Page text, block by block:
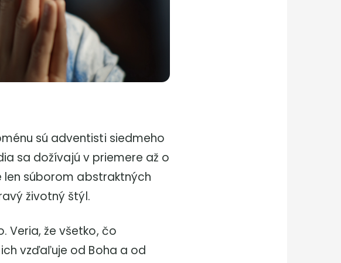
sú adventisti siedmeho
sa dožívajú v priemere až o
len súborom abstraktných
životný štýl.
Veria, že všetko, čo
vzďaľuje od Boha a od